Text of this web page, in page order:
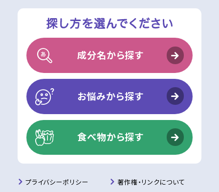
成分名から探す
お悩みから探す
食べ物から探す
プライバシーポリシー 著作権・リンクについて